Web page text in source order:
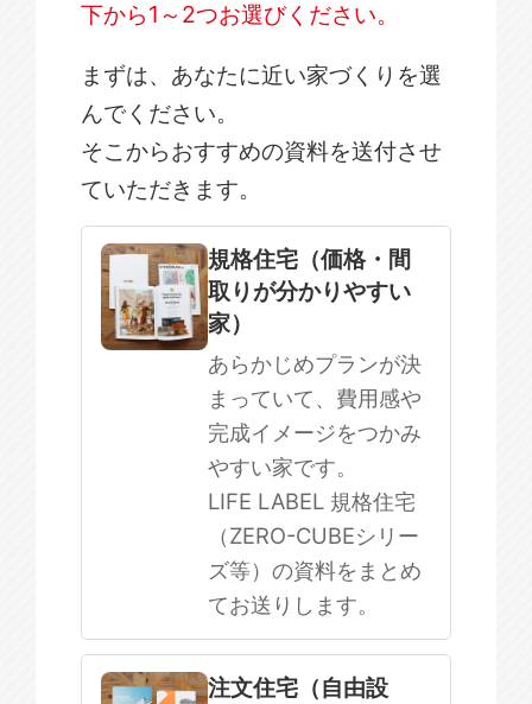
下から1～2つお選びください。
まずは、あなたに近い家づくりを選
んでください。
そこからおすすめの資料を送付させ
ていただきます。
規格住宅
注文住宅
SOWOOD
まだ何も決まっていない
規格住宅（価格・間
取りが分かりやすい
家）
あらかじめプランが決
まっていて、費用感や
完成イメージをつかみ
やすい家です。
LIFE LABEL 規格住宅
（ZERO-CUBEシリー
ズ等）の資料をまとめ
てお送りします。
注文住宅（自由設